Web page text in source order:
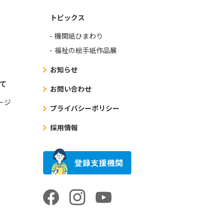
ジ
トピックス
機関紙ひまわり
福祉の絵手紙作品展
お知らせ
お問い合わせ
プライバシーポリシー
採用情報